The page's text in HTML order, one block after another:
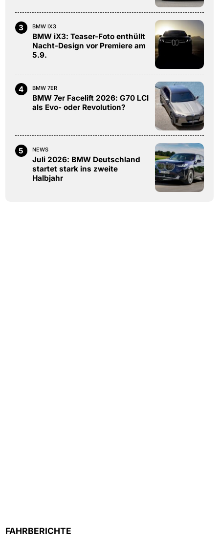
3 BMW IX3
BMW iX3: Teaser-Foto enthüllt
Nacht-Design vor Premiere am
5.9.
4 BMW 7ER
BMW 7er Facelift 2026: G70 LCI
als Evo- oder Revolution?
5 NEWS
Juli 2026: BMW Deutschland
startet stark ins zweite
Halbjahr
FAHRBERICHTE